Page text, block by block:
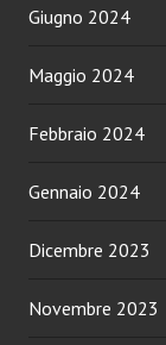
Giugno 2024
Maggio 2024
Febbraio 2024
Gennaio 2024
Dicembre 2023
Novembre 2023